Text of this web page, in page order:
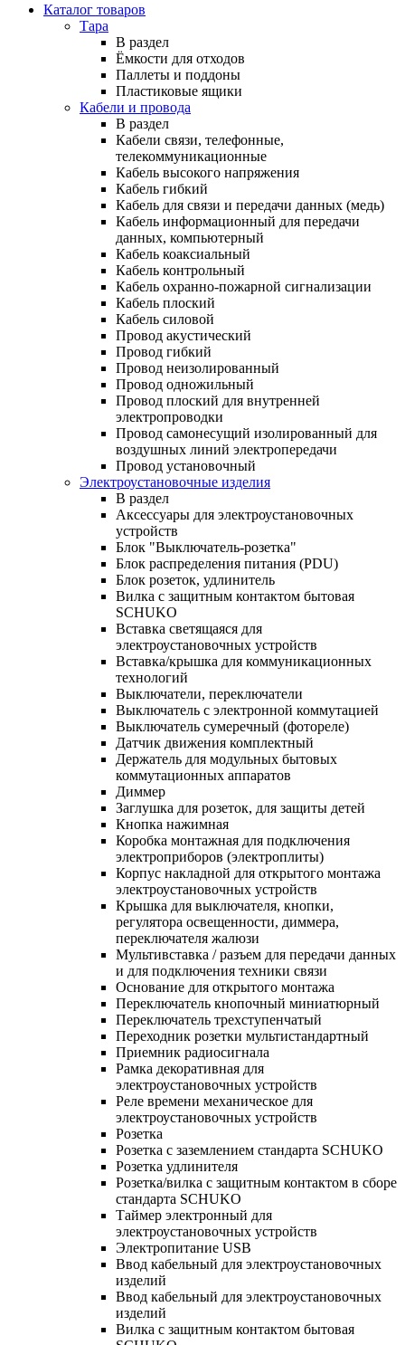
Каталог товаров
Тара
В раздел
Ёмкости для отходов
Паллеты и поддоны
Пластиковые ящики
Кабели и провода
В раздел
Кабели связи, телефонные,
телекоммуникационные
Кабель высокого напряжения
Кабель гибкий
Кабель для связи и передачи данных (медь)
Кабель информационный для передачи
данных, компьютерный
Кабель коаксиальный
Кабель контрольный
Кабель охранно-пожарной сигнализации
Кабель плоский
Кабель силовой
Провод акустический
Провод гибкий
Провод неизолированный
Провод одножильный
Провод плоский для внутренней
электропроводки
Провод самонесущий изолированный для
воздушных линий электропередачи
Провод установочный
Электроустановочные изделия
В раздел
Аксессуары для электроустановочных
устройств
Блок "Выключатель-розетка"
Блок распределения питания (PDU)
Блок розеток, удлинитель
Вилка с защитным контактом бытовая
SCHUKO
Вставка светящаяся для
электроустановочных устройств
Вставка/крышка для коммуникационных
технологий
Выключатели, переключатели
Выключатель с электронной коммутацией
Выключатель сумеречный (фотореле)
Датчик движения комплектный
Держатель для модульных бытовых
коммутационных аппаратов
Диммер
Заглушка для розеток, для защиты детей
Кнопка нажимная
Коробка монтажная для подключения
электроприборов (электроплиты)
Корпус накладной для открытого монтажа
электроустановочных устройств
Крышка для выключателя, кнопки,
регулятора освещенности, диммера,
переключателя жалюзи
Мультивставка / разъем для передачи данных
и для подключения техники связи
Основание для открытого монтажа
Переключатель кнопочный миниатюрный
Переключатель трехступенчатый
Переходник розетки мультистандартный
Приемник радиосигнала
Рамка декоративная для
электроустановочных устройств
Реле времени механическое для
электроустановочных устройств
Розетка
Розетка с заземлением стандарта SCHUKO
Розетка удлинителя
Розетка/вилка с защитным контактом в сборе
стандарта SCHUKO
Таймер электронный для
электроустановочных устройств
Электропитание USB
Ввод кабельный для электроустановочных
изделий
Ввод кабельный для электроустановочных
изделий
Вилка с защитным контактом бытовая